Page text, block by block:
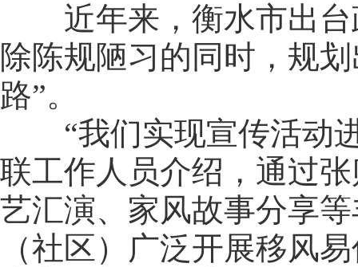
近年来，衡水市出台
除陈规陋习的同时，规
路”。
“我们实现宣传活动进
联工作人员介绍，通过
艺汇演、家风故事分享
（社区）广泛开展移风